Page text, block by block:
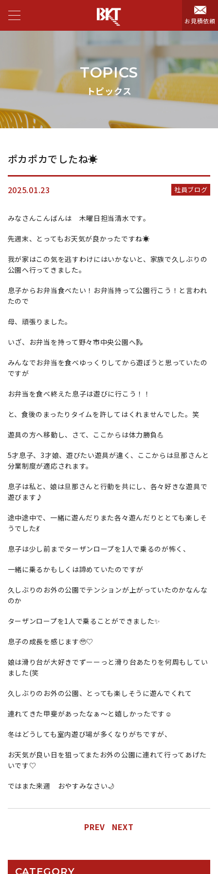
お見積依頼
TOPICS
トピックス
ポカポカでしたね☀️
2025.01.23 社員ブログ
みなさんこんばんは 木曜日担当清水です。
先週末、とってもお天気が良かったですね☀️
我が家はこの気を逃すわけにはいかないと、家族で久しぶりの
公園へ行ってきました。
息子からお弁当食べたい！お弁当持って公園行こう！と言われ
たので
母、頑張りました。
いざ、お弁当を持って野々市中央公園へ🛝
みんなでお弁当を食べゆっくりしてから遊ぼうと思っていたの
ですが
お弁当を食べ終えた息子は遊びに行こう！！
と、食後のまったりタイムを許してはくれませんでした。笑
遊具の方へ移動し、さて、ここからは体力勝負💪
5才息子、3才娘、遊びたい遊具が違く、ここからは旦那さんと
分業制度が適応されます。
息子は私と、娘は旦那さんと行動を共にし、各々好きな遊具で
遊びます♪
途中途中で、一緒に遊んだりまた各々遊んだりととても楽しそ
うでした💃
息子は少し前までターザンロープを1人で乗るのが怖く、
一緒に乗るかもしくは諦めていたのですが
久しぶりのお外の公園でテンションが上がっていたのかなんな
のか
ターザンロープを1人で乗ることができました✨
息子の成長を感じます🥹♡
娘は滑り台が大好きでずーーっと滑り台あたりを何周もしてい
ました(笑
久しぶりのお外の公園、とっても楽しそうに遊んでくれて
連れてきた甲斐があったなぁ〜と嬉しかったです☺️
冬はどうしても室内遊び場が多くなりがちですが、
お天気が良い日を狙ってまたお外の公園に連れて行ってあげた
いです♡
ではまた来週 おやすみなさい🌙
PREV NEXT
CATEGORY